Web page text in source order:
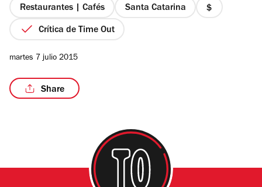
estrellas
Restaurantes | Cafés Santa Catarina
precio
Crítica de Time Out
martes 7 julio 2015
Share